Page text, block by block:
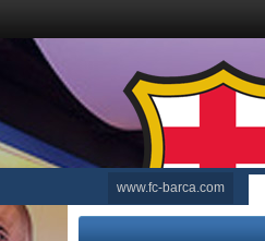
www.fc-barca.com